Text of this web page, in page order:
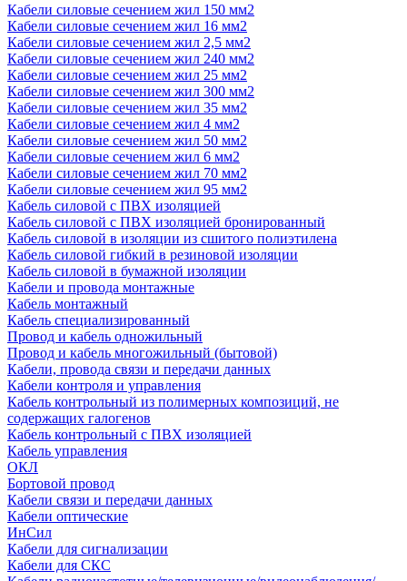
Кабели силовые сечением жил 150 мм2
Кабели силовые сечением жил 16 мм2
Кабели силовые сечением жил 2,5 мм2
Кабели силовые сечением жил 240 мм2
Кабели силовые сечением жил 25 мм2
Кабели силовые сечением жил 300 мм2
Кабели силовые сечением жил 35 мм2
Кабели силовые сечением жил 4 мм2
Кабели силовые сечением жил 50 мм2
Кабели силовые сечением жил 6 мм2
Кабели силовые сечением жил 70 мм2
Кабели силовые сечением жил 95 мм2
Кабель силовой с ПВХ изоляцией
Кабель силовой с ПВХ изоляцией бронированный
Кабель силовой в изоляции из сшитого полиэтилена
Кабель силовой гибкий в резиновой изоляции
Кабель силовой в бумажной изоляции
Кабели и провода монтажные
Кабель монтажный
Кабель специализированный
Провод и кабель одножильный
Провод и кабель многожильный (бытовой)
Кабели, провода связи и передачи данных
Кабели контроля и управления
Кабель контрольный из полимерных композиций, не
содержащих галогенов
Кабель контрольный с ПВХ изоляцией
Кабель управления
ОКЛ
Бортовой провод
Кабели связи и передачи данных
Кабели оптические
ИнСил
Кабели для сигнализации
Кабели для СКС